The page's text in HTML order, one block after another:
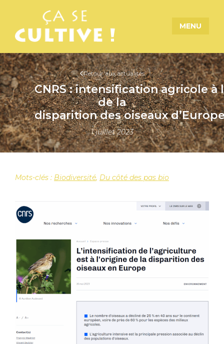
MENU
Retour aux actualités
CNRS : intensification agricole à
de la
disparition des oiseaux
1 juillet 2023
Mots-clés : Biodiversité, Du côté des pas bio